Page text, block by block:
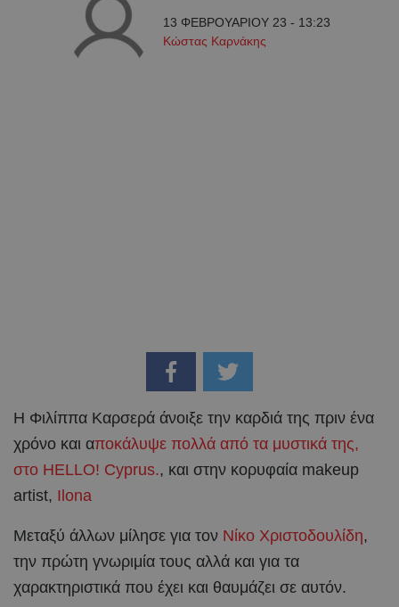
13 ΦΕΒΡΟΥΑΡΙΟΥ 23 - 13:23
Κώστας Καρνάκης
Η Φιλίππα Καρσερά άνοιξε την καρδιά της πριν ένα
χρόνο και αποκάλυψε πολλά από τα μυστικά της,
στο HELLO! Cyprus., και στην κορυφαία makeup
artist, Ilona
Μεταξύ άλλων μίλησε για τον Νίκο Χριστοδουλίδη,
την πρώτη γνωριμία τους αλλά και για τα
χαρακτηριστικά που έχει και θαυμάζει σε αυτόν.